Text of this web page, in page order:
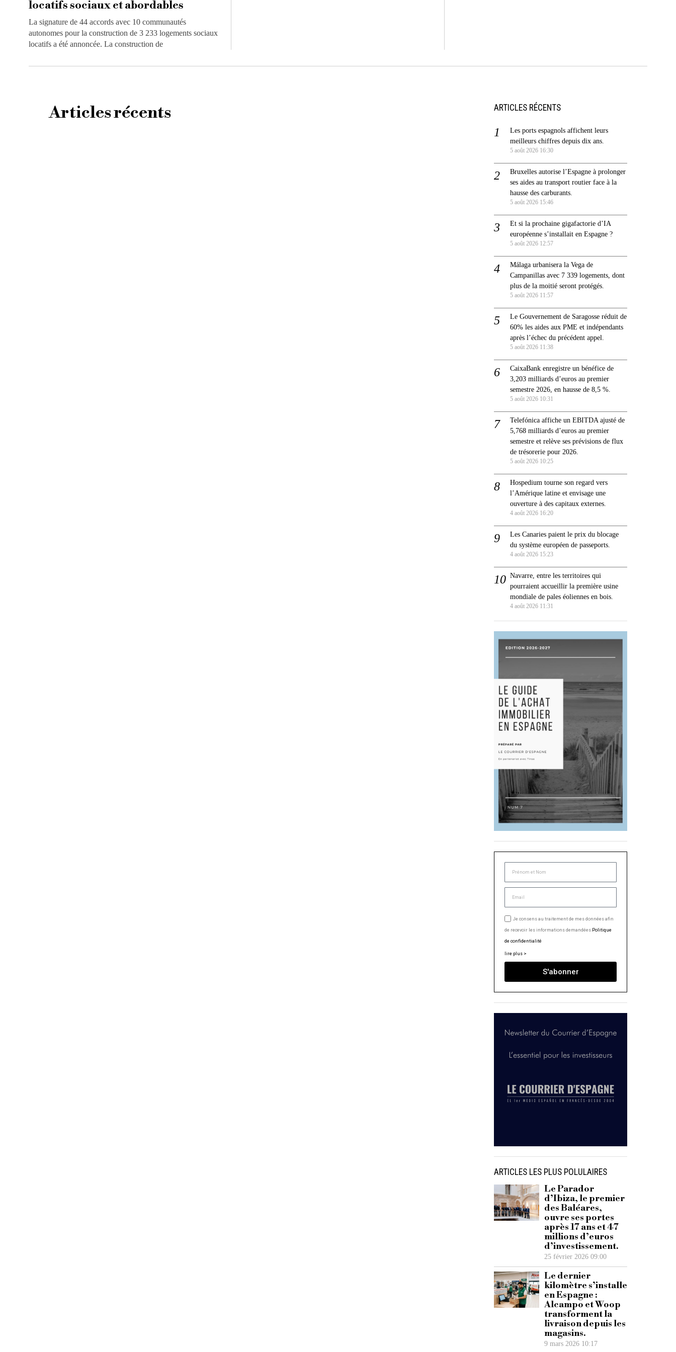
locatifs sociaux et abordables
La signature de 44 accords avec 10 communautés
autonomes pour la construction de 3 233 logements sociaux
locatifs a été annoncée. La construction de
Articles récents ARTICLES RÉCENTS
Les ports espagnols affichent leurs
meilleurs chiffres depuis dix ans.
5 août 2026 16:30
Bruxelles autorise l’Espagne à prolonger
ses aides au transport routier face à la
hausse des carburants.
5 août 2026 15:46
Et si la prochaine gigafactorie d’IA
européenne s’installait en Espagne ?
5 août 2026 12:57
Málaga urbanisera la Vega de
Campanillas avec 7 339 logements, dont
plus de la moitié seront protégés.
5 août 2026 11:57
Le Gouvernement de Saragosse réduit de
60% les aides aux PME et indépendants
après l’échec du précédent appel.
5 août 2026 11:38
CaixaBank enregistre un bénéfice de
3,203 milliards d’euros au premier
semestre 2026, en hausse de 8,5 %.
5 août 2026 10:31
Telefónica affiche un EBITDA ajusté de
5,768 milliards d’euros au premier
semestre et relève ses prévisions de flux
de trésorerie pour 2026.
5 août 2026 10:25
Hospedium tourne son regard vers
l’Amérique latine et envisage une
ouverture à des capitaux externes.
4 août 2026 16:20
Les Canaries paient le prix du blocage
du système européen de passeports.
4 août 2026 15:23
Navarre, entre les territoires qui
pourraient accueillir la première usine
mondiale de pales éoliennes en bois.
4 août 2026 11:31
Je consens au traitement de mes données afin
de recevoir les informations demandées.Politique
de confidentialité
lire plus >
S'abonner
ARTICLES LES PLUS POLULAIRES
Le Parador
d’Ibiza, le premier
des Baléares,
ouvre ses portes
après 17 ans et 47
millions d’euros
d’investissement.
25 février 2026 09:00
Le dernier
kilomètre s’installe
en Espagne :
Alcampo et Woop
transforment la
livraison depuis les
magasins.
9 mars 2026 10:17